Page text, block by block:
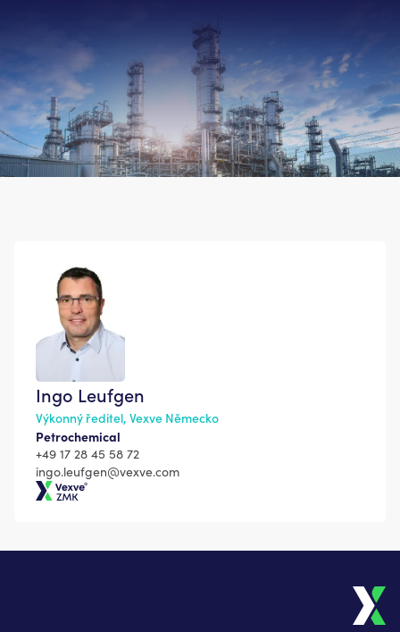
Ingo Leufgen
Výkonný ředitel, Vexve Německo
Petrochemical
+49 17 28 45 58 72
ingo.leufgen@vexve.com